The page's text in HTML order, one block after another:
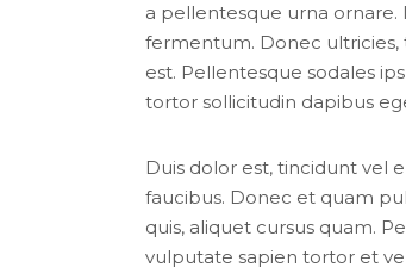
a pellentesque urna ornare.
fermentum. Donec ultricies,
est. Pellentesque sodales
tortor sollicitudin dapibus
Duis dolor est, tincidunt vel
faucibus. Donec et quam
quis, aliquet cursus quam.
vulputate sapien tortor et